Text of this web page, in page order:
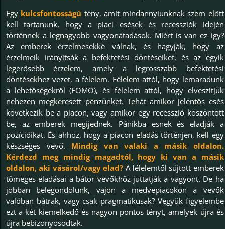
Egy kulcsfontosságú tény, amit mindannyiunknak szem előtt
kell tartanunk, hogy a piaci esések és recessziók idején
történnek a legnagyobb vagyonátadások. Miért is van ez így?
Az emberek érzelmesekké válnak, és hagyják, hogy az
érzelmeik irányítsák a befektetési döntéseiket, és az egyik
legerősebb érzelem, amely a legrosszabb befektetési
döntésekhez vezet, a félelem. Félelem attól, hogy lemaradunk
a lehetőségekről (FOMO), és félelem attól, hogy elveszítjük
nehezen megkeresett pénzünket. Tehát amikor jelentős esés
következik be a piacon, vagy amikor egy recesszió köszöntött
be, az emberek megijednek. Pánikba esnek és eladják a
pozícióikat. És ahhoz, hogy a piacon eladás történjen, kell egy
készséges vevő. Mindig van valaki a másik oldalon.
Kérdezd meg mindig magadtól, hogy ki van a másik
oldalon, aki vásárol/vagy elad? A félelemtől sújtott emberek
tömeges eladásai a bátor vevőkhöz juttatják a vagyont. De ha
jobban belegondolunk, vajon a medvepiacokon a vevők
valóban bátrak, vagy csak pragmatikusak? Vegyük figyelembe
ezt a két kiemelkedő és nagyon pontos tényt, amelyek újra és
újra bebizonyosodtak.